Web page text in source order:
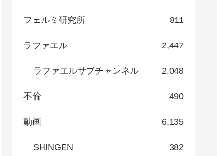
フェルミ研究所 811
ラファエル 2,447
ラファエルサブチャンネル 2,048
不倫 490
動画 6,135
SHINGEN 382